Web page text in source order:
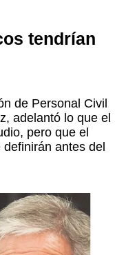
tendrían
de Personal Civil
adelantó lo que el
pero que el
antes del